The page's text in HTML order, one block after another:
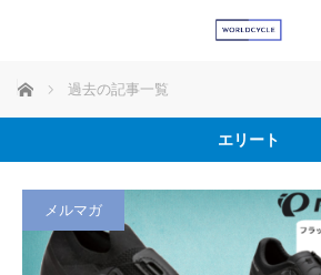
ホーム 過去の記事一覧
エリート
メルマガ